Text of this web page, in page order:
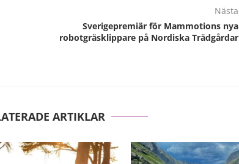
Nästa
Sverigepremiär för Mammotions nya
robotgräsklippare på Nordiska Trädgårdar
ARTIKLAR